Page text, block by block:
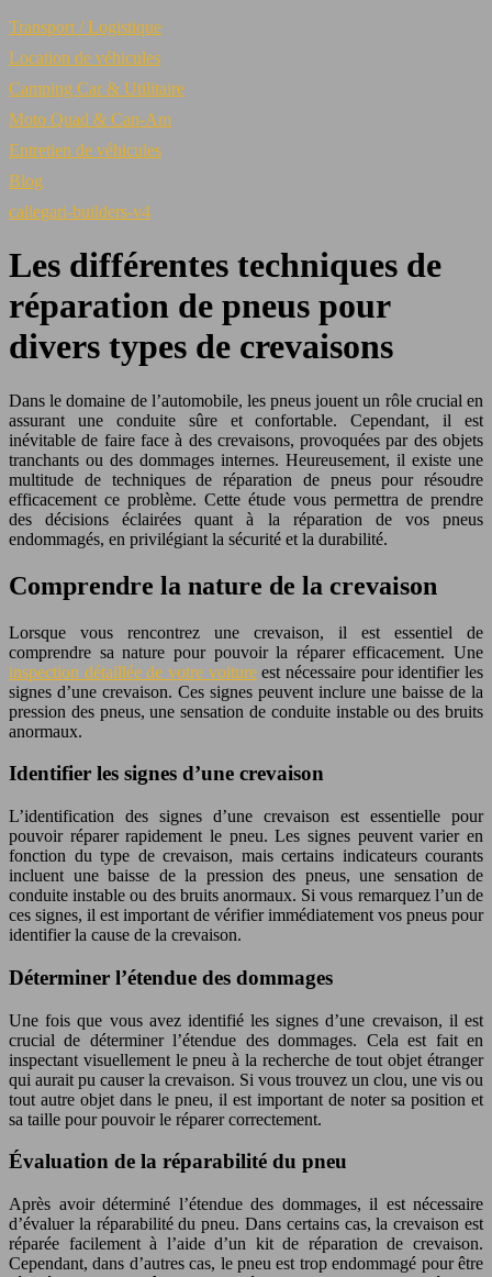
Transport / Logistique
Location de véhicules
Camping Car & Utilitaire
Moto Quad & Can-Am
Entretien de véhicules
Blog
callegari-builders-v4
Les différentes techniques de
réparation de pneus pour
divers types de crevaisons
Dans le domaine de l’automobile, les pneus jouent un rôle crucial en
assurant une conduite sûre et confortable. Cependant, il est
inévitable de faire face à des crevaisons, provoquées par des objets
tranchants ou des dommages internes. Heureusement, il existe une
multitude de techniques de réparation de pneus pour résoudre
efficacement ce problème. Cette étude vous permettra de prendre
des décisions éclairées quant à la réparation de vos pneus
endommagés, en privilégiant la sécurité et la durabilité.
Comprendre la nature de la crevaison
Lorsque vous rencontrez une crevaison, il est essentiel de
comprendre sa nature pour pouvoir la réparer efficacement. Une
inspection détaillée de votre voitureest nécessaire pour identifier les
signes d’une crevaison. Ces signes peuvent inclure une baisse de la
pression des pneus, une sensation de conduite instable ou des bruits
anormaux.
Identifier les signes d’une crevaison
L’identification des signes d’une crevaison est essentielle pour
pouvoir réparer rapidement le pneu. Les signes peuvent varier en
fonction du type de crevaison, mais certains indicateurs courants
incluent une baisse de la pression des pneus, une sensation de
conduite instable ou des bruits anormaux. Si vous remarquez l’un de
ces signes, il est important de vérifier immédiatement vos pneus pour
identifier la cause de la crevaison.
Déterminer l’étendue des dommages
Une fois que vous avez identifié les signes d’une crevaison, il est
crucial de déterminer l’étendue des dommages. Cela est fait en
inspectant visuellement le pneu à la recherche de tout objet étranger
qui aurait pu causer la crevaison. Si vous trouvez un clou, une vis ou
tout autre objet dans le pneu, il est important de noter sa position et
sa taille pour pouvoir le réparer correctement.
Évaluation de la réparabilité du pneu
Après avoir déterminé l’étendue des dommages, il est nécessaire
d’évaluer la réparabilité du pneu. Dans certains cas, la crevaison est
réparée facilement à l’aide d’un kit de réparation de crevaison.
Cependant, dans d’autres cas, le pneu est trop endommagé pour être